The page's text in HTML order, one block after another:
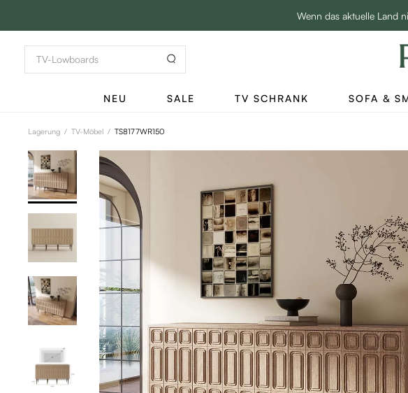
Wenn das aktuelle Land
Hottest
NEU SALE TV SCHRANK SOFA &
Lagerung / TV-Möbel / TS8177WR150